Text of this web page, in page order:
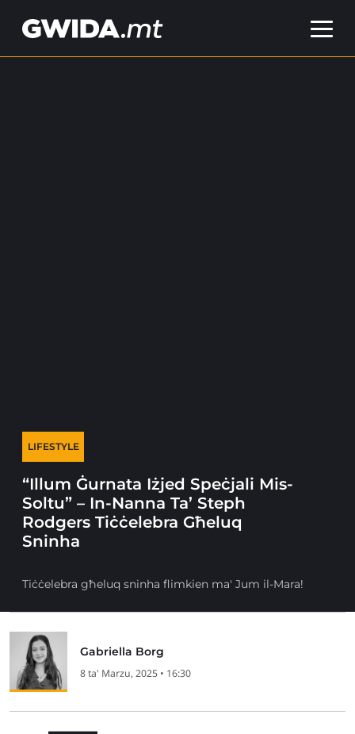
LIFESTYLE
“Illum Ġurnata Iżjed Speċjali Mis-
Soltu” – In-Nanna Ta’ Steph
Rodgers Tiċċelebra Għeluq
Sninha
Tiċċelebra għeluq sninha flimkien ma' Jum il-Mara!
Gabriella Borg
8 ta' Marzu, 2025 • 16:30